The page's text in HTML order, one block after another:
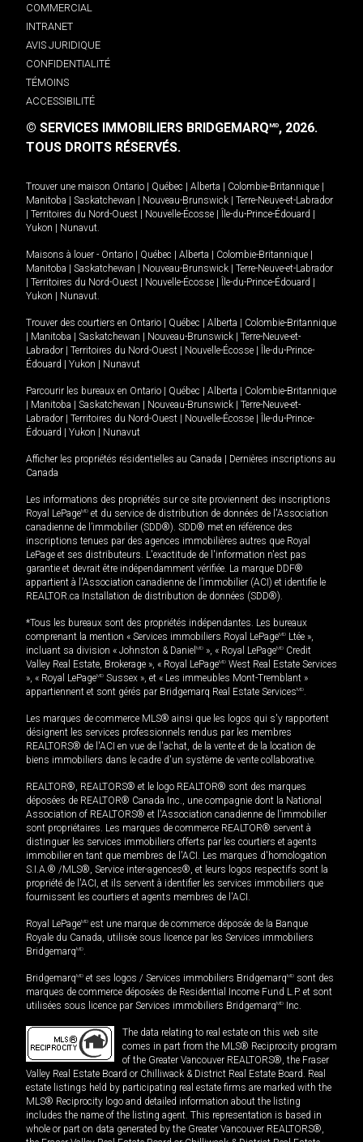
COMMERCIAL
INTRANET
AVIS JURIDIQUE
CONFIDENTIALITÉ
TÉMOINS
ACCESSIBILITÉ
© SERVICES IMMOBILIERS BRIDGEMARQMD, 2026.
TOUS DROITS RÉSERVÉS.
Trouver une maison Ontario Québec Alberta Colombie-Britannique
Manitoba
Saskatchewan Nouveau-Brunswick
Terre-Neuve-et-Labrador
Territoires du Nord-Ouest Nouvelle-Écosse Île-du-Prince-Édouard
Yukon
Nunavut.
Maisons à louer - Ontario Québec Alberta Colombie-Britannique
Manitoba
Saskatchewan Nouveau-Brunswick
Terre-Neuve-et-Labrador
Territoires du Nord-Ouest Nouvelle-Écosse Île-du-Prince-Édouard
Yukon
Nunavut.
Trouver des courtiers en Ontario Québec Alberta
Colombie-Britannique
Manitoba Saskatchewan Nouveau-Brunswick
Terre-Neuve-et-
Labrador
Territoires du Nord-Ouest Nouvelle-Écosse
Île-du-Prince-
Édouard
Yukon Nunavut
Parcourir les bureaux en Ontario Québec Alberta
Colombie-Britannique
Manitoba Saskatchewan Nouveau-Brunswick
Terre-Neuve-et-
Labrador
Territoires du Nord-Ouest Nouvelle-Écosse
Île-du-Prince-
Édouard
Yukon Nunavut
Afficher les propriétés résidentielles au Canada
Dernières inscriptions au
Canada
Les informations des propriétés sur ce site proviennent des inscriptions
Royal LePageMD et du service de distribution de données de l'Association
canadienne de l’immobilier (SDD®). SDD® met en référence des
inscriptions tenues par des agences immobilières autres que Royal
LePage et ses distributeurs. L'exactitude de l'information n'est pas
garantie et devrait être indépendamment vérifiée. La marque DDF®
appartient à l'Association canadienne de l’immobilier (ACI) et identifie le
REALTOR.ca Installation de distribution de données (SDD®).
*Tous les bureaux sont des propriétés indépendantes. Les bureaux
comprenant la mention « Services immobiliers Royal LePageMD Ltée »,
incluant sa division « Johnston & Daniel MD », « Royal LePageMD Credit
Valley Real Estate, Brokerage », « Royal LePageMD West Real Estate Services
», « Royal LePageMD Sussex », et « Les immeubles Mont-Tremblant »
appartiennent et sont gérés par Bridgemarq Real Estate ServicesMD.
Les marques de commerce MLS® ainsi que les logos qui s'y rapportent
désignent les services professionnels rendus par les membres
REALTORS® de l'ACI en vue de l'achat, de la vente et de la location de
biens immobiliers dans le cadre d'un système de vente collaborative.
REALTOR®, REALTORS® et le logo REALTOR® sont des marques
déposées de REALTOR® Canada Inc., une compagnie dont la National
Association of REALTORS® et l'Association canadienne de l’immobilier
sont propriétaires. Les marques de commerce REALTOR® servent à
distinguer les services immobiliers offerts par les courtiers et agents
immobilier en tant que membres de l'ACI. Les marques d'homologation
S.I.A.® /MLS®, Service inter-agences®, et leurs logos respectifs sont la
propriété de l'ACI, et ils servent à identifier les services immobiliers que
fournissent les courtiers et agents membres de l'ACI.
Royal LePageMD est une marque de commerce déposée de la Banque
Royale du Canada, utilisée sous licence par les Services immobiliers
BridgemarqMD.
BridgemarqMD et ses logos / Services immobiliers BridgemarqMD sont des
marques de commerce déposées de Residential Income Fund L.P. et sont
utilisées sous licence par Services immobiliers BridgemarqMD Inc.
The data relating to real estate on this web site
comes in part from the MLS® Reciprocity program
of the Greater Vancouver REALTORS®, the Fraser
Valley Real Estate Board or Chilliwack & District Real Estate Board. Real
estate listings held by participating real estate firms are marked with the
MLS® Reciprocity logo and detailed information about the listing
includes the name of the listing agent. This representation is based in
whole or part on data generated by the Greater Vancouver REALTORS®,